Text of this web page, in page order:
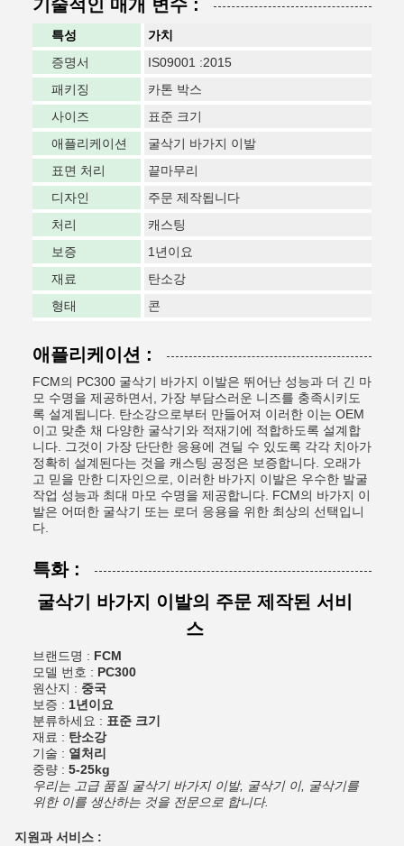
기술적인 매개 변수 :
특성
가치
증명서
IS09001 :2015
패키징
카톤 박스
사이즈
표준 크기
애플리케이션
굴삭기 바가지 이발
표면 처리
끝마무리
디자인
주문 제작됩니다
처리
캐스팅
보증
1년이요
재료
탄소강
형태
콘
애플리케이션 :
FCM의 PC300 굴삭기 바가지 이발은 뛰어난 성능과 더 긴 마
모 수명을 제공하면서, 가장 부담스러운 니즈를 충족시키도
록 설계됩니다. 탄소강으로부터 만들어져 이러한 이는 OEM
이고 맞춘 채 다양한 굴삭기와 적재기에 적합하도록 설계합
니다. 그것이 가장 단단한 응용에 견딜 수 있도록 각각 치아가
정확히 설계된다는 것을 캐스팅 공정은 보증합니다. 오래가
고 믿을 만한 디자인으로, 이러한 바가지 이발은 우수한 발굴
작업 성능과 최대 마모 수명을 제공합니다. FCM의 바가지 이
발은 어떠한 굴삭기 또는 로더 응용을 위한 최상의 선택입니
다.
특화 :
굴삭기 바가지 이발의 주문 제작된 서비
스
브랜드명 : FCM
모델 번호 : PC300
원산지 : 중국
보증 : 1년이요
분류하세요 : 표준 크기
재료 : 탄소강
기술 : 열처리
중량 : 5-25kg
우리는 고급 품질 굴삭기 바가지 이발, 굴삭기 이, 굴삭기를
위한 이를 생산하는 것을 전문으로 합니다.
지원과 서비스 :